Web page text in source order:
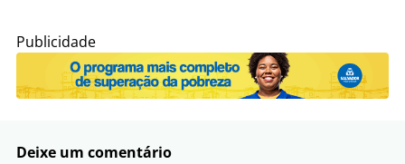
Publicidade
Deixe um comentário